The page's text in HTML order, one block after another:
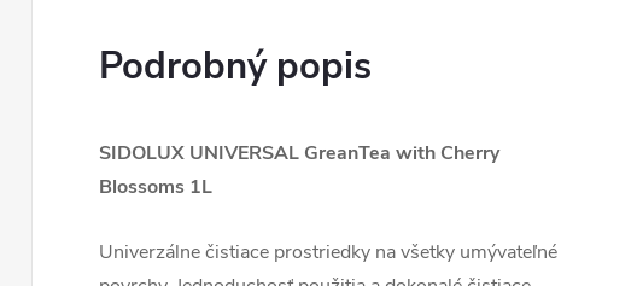
Podrobný popis
SIDOLUX UNIVERSAL GreanTea with Cherry
Blossoms 1L
Univerzálne čistiace prostriedky na všetky umývateľné